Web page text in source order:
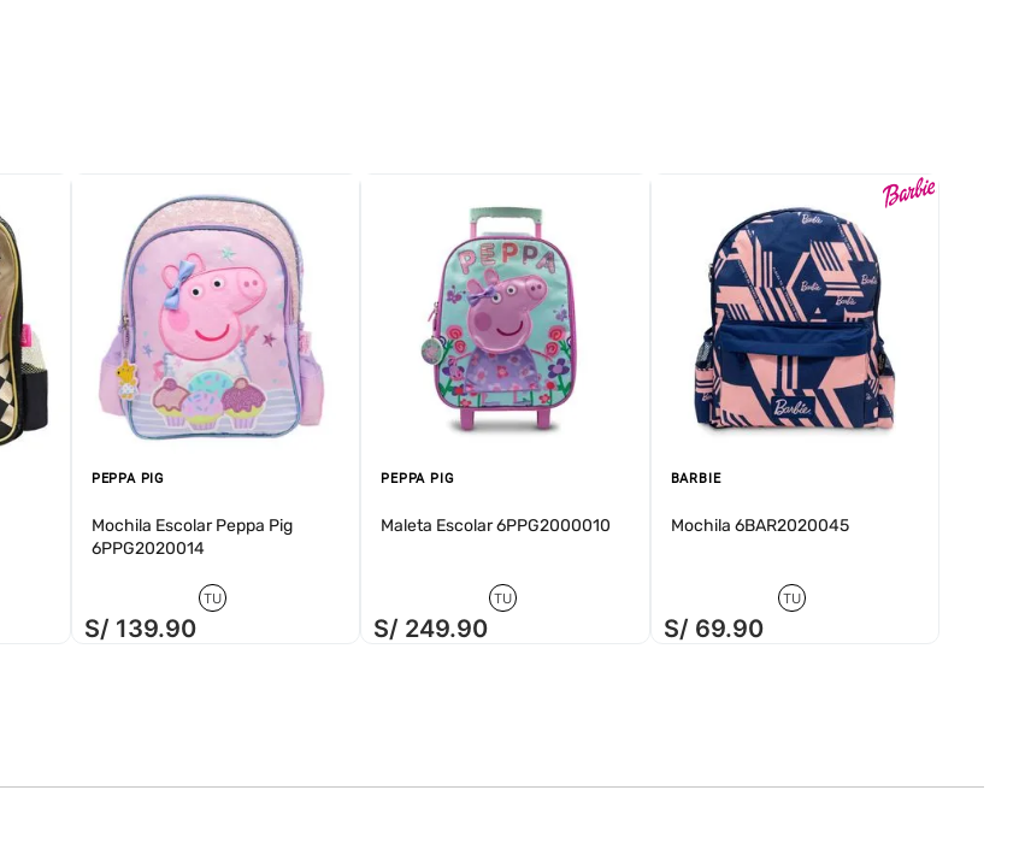
un ajuste
a los
al calzarla.
con el pie.
para
y con buena
el uso de
jeans claros y
paseos,
PEPPA PIG
Mochila Escolar Peppa Pig
6PPG2020014
TU
S/ 139.90
PEPPA PIG
Maleta Escolar 6PPG2000010
TU
S/ 249.90
BARBIE
Mochila 6BAR2020045
TU
S/ 69.90